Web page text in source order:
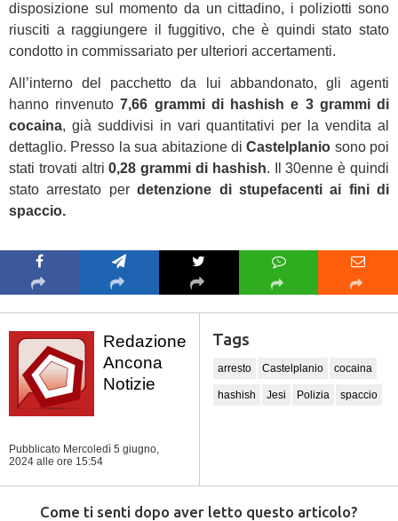
disposizione sul momento da un cittadino, i poliziotti sono
riusciti a raggiungere il fuggitivo, che è quindi stato stato
condotto in commissariato per ulteriori accertamenti.
All’interno del pacchetto da lui abbandonato, gli agenti
hanno rinvenuto7,66 grammi di hashish e 3 grammi di
cocaina, già suddivisi in vari quantitativi per la vendita al
dettaglio. Presso la sua abitazione diCastelplanio sono poi
stati trovati altri0,28 grammi di hashish. Il 30enne è quindi
stato arrestato perdetenzione di stupefacenti ai fini di
spaccio.
Redazione
Ancona
Notizie
Pubblicato Mercoledì 5 giugno,
2024 alle ore 15:54
Tags
arresto Castelplanio cocaina
hashish Jesi Polizia spaccio
Come ti senti dopo aver letto questo articolo?